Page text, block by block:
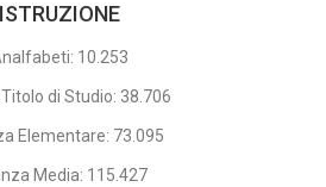
ISTRUZIONE
10.253
di Studio: 38.706
Elementare: 73.095
Media: 115.427